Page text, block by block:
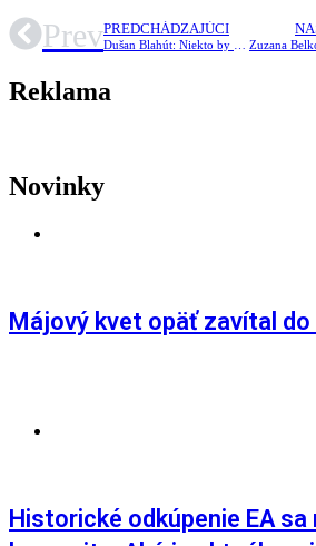
PrevPREDCHÁDZAJÚCI
Reklama
Novinky
Májový kvet opäť zavítal
Historické odkúpenie EA sa